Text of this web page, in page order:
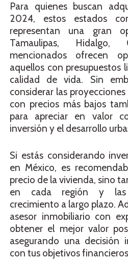
Para quienes buscan
2024, estos estados
representan una gran
Tamaulipas,
mencionados ofrecen
aquellos con presupuestos
calidad de vida. Sin
considerar las
con precios más bajos
para apreciar en valor
inversión y el desarrollo
Si estás considerando
en México, es
precio de la vivienda, sino
en cada región y las
crecimiento a largo plazo.
asesor inmobiliario con
obtener el mejor valor
asegurando una decisión
con tus objetivos